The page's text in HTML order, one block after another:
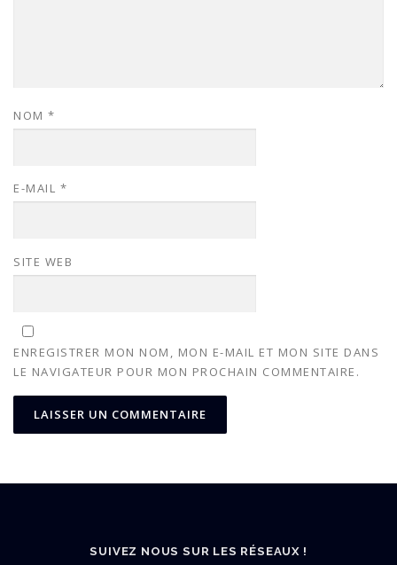
NOM *
E-MAIL *
SITE WEB
ENREGISTRER MON NOM, MON E-MAIL ET MON SITE DANS
LE NAVIGATEUR POUR MON PROCHAIN COMMENTAIRE.
SUIVEZ NOUS SUR LES RÉSEAUX !